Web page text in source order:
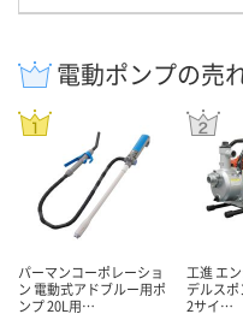
電動ポンプの売
パーマンコーポレーショ
ン 電動式アドブルー用ポ
ンプ 20L用…
工進 エ
デルスポ
2サイ…